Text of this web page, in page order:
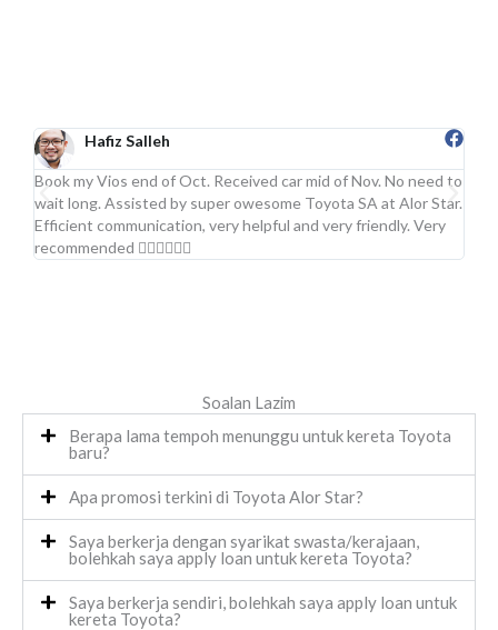
Hafiz Salleh
Book my Vios end of Oct. Received car mid of Nov. No need to
wait long. Assisted by super owesome Toyota SA at Alor Star.
Efficient communication, very helpful and very friendly. Very
recommended 👍🏻👍🏻👍🏻
Soalan Lazim
Berapa lama tempoh menunggu untuk kereta Toyota
baru?
Apa promosi terkini di Toyota Alor Star?
Saya berkerja dengan syarikat swasta/kerajaan,
bolehkah saya apply loan untuk kereta Toyota?
Saya berkerja sendiri, bolehkah saya apply loan untuk
kereta Toyota?